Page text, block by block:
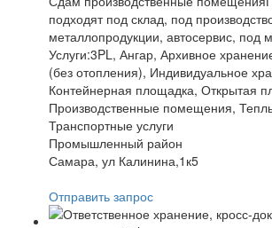
подходят под склад, под
металлопродукции, автосервис, под
Услуги:3PL, Ангар, Архивное
(без отопления), Индивидуальное
Контейнерная площадка, Открытая
Производственные помещения,
Транспортные услуги
Промышленный район
Самара, ул Калинина,1к5
Отправить запрос